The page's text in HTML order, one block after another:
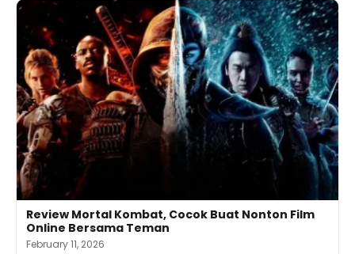
Review Mortal Kombat, Cocok Buat Nonton Film
Online Bersama Teman
February 11, 2026